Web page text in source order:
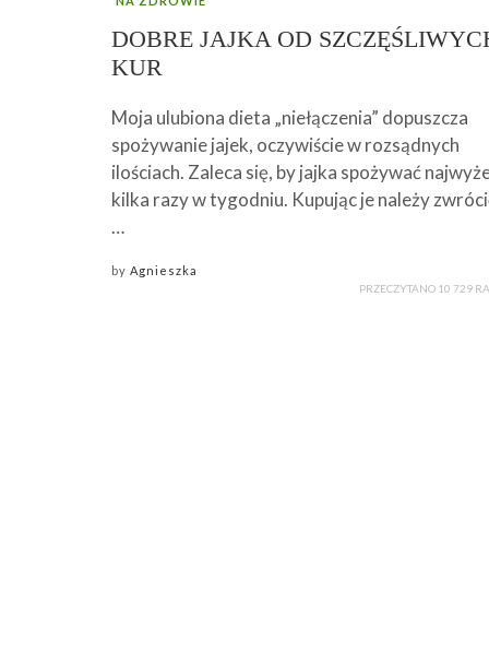
DOBRE JAJKA OD
KUR
Moja ulubiona dieta „niełączenia” dopuszcza
spożywanie jajek, oczywiście w rozsądnych
ilościach. Zaleca się, by jajka spożywać
kilka razy w tygodniu. Kupując je należy
…
by Agnieszka
PRZECZYTANO 10 729